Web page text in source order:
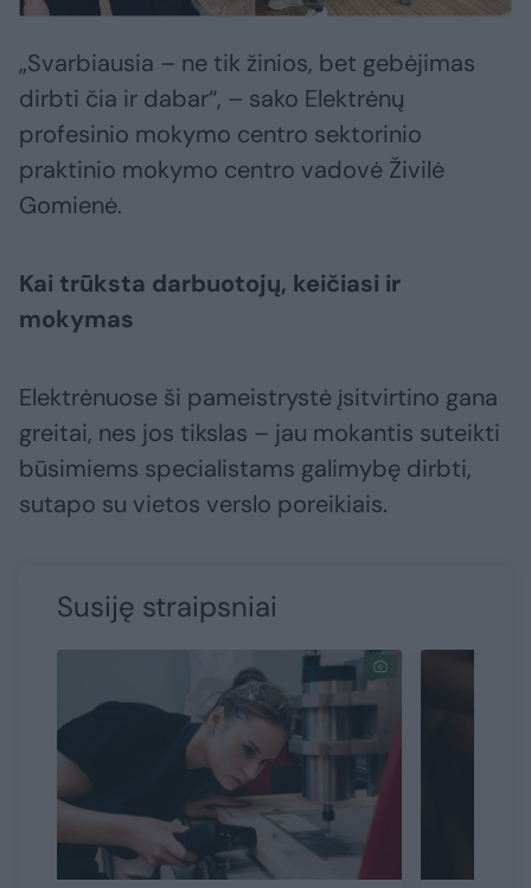
„Svarbiausia – ne tik žinios, bet gebėjimas
dirbti čia ir dabar“, – sako Elektrėnų
profesinio mokymo centro sektorinio
praktinio mokymo centro vadovė Živilė
Gomienė.
Kai trūksta darbuotojų, keičiasi ir
mokymas
Elektrėnuose ši pameistrystė įsitvirtino gana
greitai, nes jos tikslas – jau mokantis suteikti
būsimiems specialistams galimybę dirbti,
sutapo su vietos verslo poreikiais.
Susiję straipsniai